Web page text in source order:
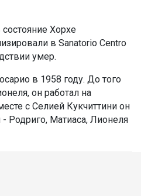
Хорхе
в Sanatorio Centro
умер.
в 1958 году. До того
он работал на
с Селией Кукчиттини он
Родриго, Матиаса, Лионеля